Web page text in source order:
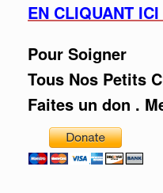
EN CLIQUANT
Pour Soigner
Tous Nos Petits
Faites un don .